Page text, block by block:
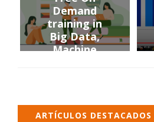
Demand
training in
Big Data,
Machine
ARTÍCULOS DESTACADOS